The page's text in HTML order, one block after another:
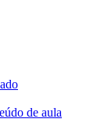
de aula